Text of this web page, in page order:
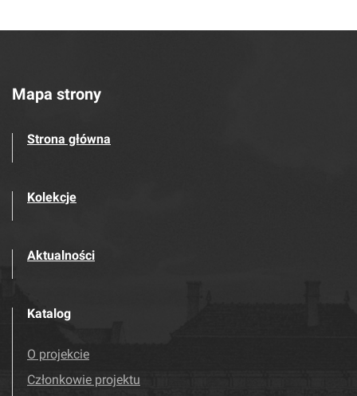
Mapa strony
Strona główna
Kolekcje
Aktualności
Katalog
O projekcie
Członkowie projektu